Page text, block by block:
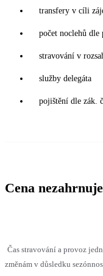
transfery v cíli
počet noclehů dle
stravování v
služby delegáta
pojištění dle zák.
Cena nezahrnuje
Čas stravování a provoz
změnám v důsledku